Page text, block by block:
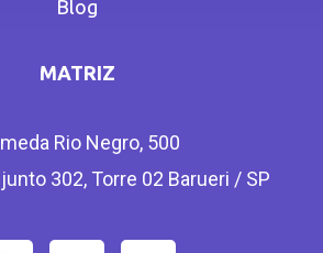
Blog
MATRIZ
Rio Negro, 500
302, Torre 02 Barueri / SP